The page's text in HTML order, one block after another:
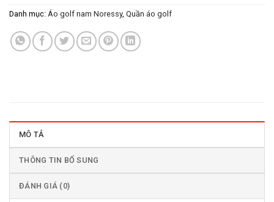
Danh mục: Áo golf nam Noressy, Quần áo golf
MÔ TẢ
THÔNG TIN BỔ SUNG
ĐÁNH GIÁ (0)